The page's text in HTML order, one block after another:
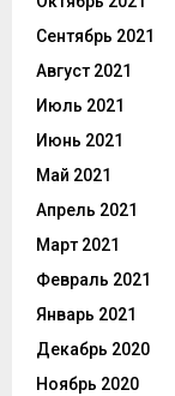
Сентябрь 2021
Август 2021
Июль 2021
Июнь 2021
Май 2021
Апрель 2021
Март 2021
Февраль 2021
Январь 2021
Декабрь 2020
Ноябрь 2020